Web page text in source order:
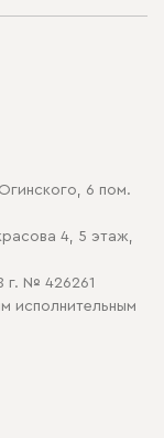
6 пом.
4, 5 этаж,
г. № 426261
исполнительным